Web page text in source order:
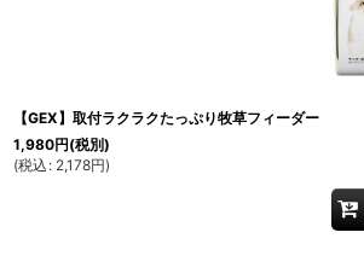
【GEX】取付ラクラクたっぷり牧草フィーダー
1,980円(税別)
(税込 : 2,178円)